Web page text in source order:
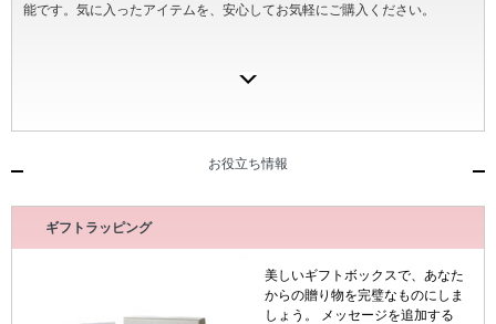
能です。気に入ったアイテムを、安心してお気軽にご購入ください。
お役立ち情報
ギフトラッピング
美しいギフトボックスで、あなた
からの贈り物を完璧なものにしま
しょう。 メッセージを追加する